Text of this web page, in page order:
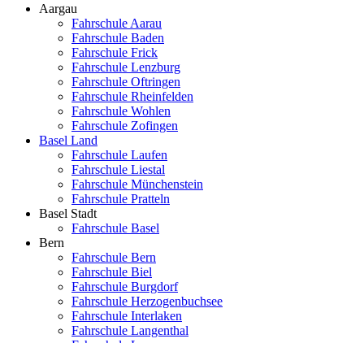
Aargau
Fahrschule Aarau
Fahrschule Baden
Fahrschule Frick
Fahrschule Lenzburg
Fahrschule Oftringen
Fahrschule Rheinfelden
Fahrschule Wohlen
Fahrschule Zofingen
Basel Land
Fahrschule Laufen
Fahrschule Liestal
Fahrschule Münchenstein
Fahrschule Pratteln
Basel Stadt
Fahrschule Basel
Bern
Fahrschule Bern
Fahrschule Biel
Fahrschule Burgdorf
Fahrschule Herzogenbuchsee
Fahrschule Interlaken
Fahrschule Langenthal